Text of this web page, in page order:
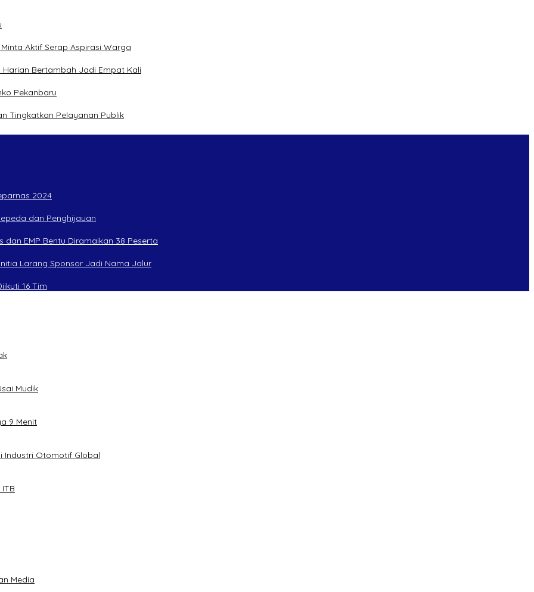
Aktif Serap Aspirasi Warga
Bertambah Jadi Empat Kali
Pekanbaru
Tingkatkan Pelayanan Publik
2024
dan Penghijauan
dan EMP Bentu Diramaikan 38 Peserta
Larang Sponsor Jadi Nama Jalur
16 Tim
Mudik
9 Menit
Industri Otomotif Global
Media